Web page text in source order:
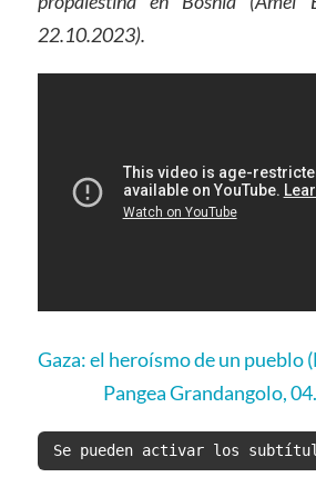
22.10.2023).
Gaza: el heroísmo de un pueblo
Pangea Grandangolo,
Se pueden activar los